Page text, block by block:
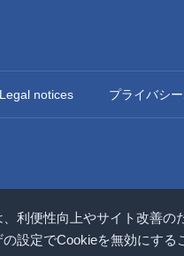
、利便性向上やサイト改善の
設定でCookieを無効にす
Legal notices プライバシ